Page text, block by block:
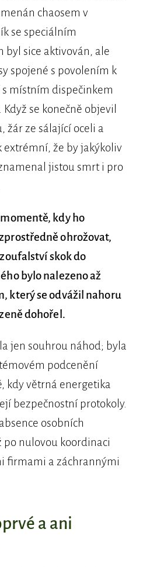
chaosem v
se speciálním
byl sice aktivován, ale
spojené s povolením k
místním dispečinkem
se konečně objevil
žár ze sálající oceli a
extrémní, že by jakýkoliv
jistou smrt i pro
kdy ho
ohrožovat,
skok do
bylo nalezeno až
který se odvážil nahoru
dohořel.
jen souhrou náhod; byla
podcenění
kdy větrná energetika
bezpečnostní protokoly.
osobních
po nulovou koordinaci
firmami a záchrannými
a ani